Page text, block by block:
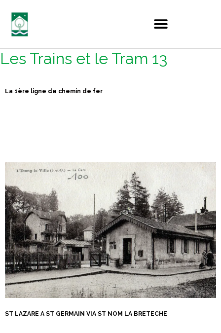
Les Trains et le Tram 13
La 1ère ligne de chemin de fer
ST LAZARE A ST GERMAIN VIA ST NOM LA BRETECHE